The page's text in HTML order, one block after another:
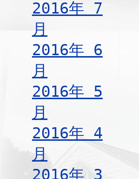
2016年 7
月
2016年 6
月
2016年 5
月
2016年 4
月
2016年 3